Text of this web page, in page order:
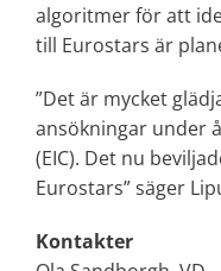
algoritmer för att
till Eurostars är
”Det är mycket
ansökningar under
(EIC). Det nu
Eurostars” säger
Kontakter